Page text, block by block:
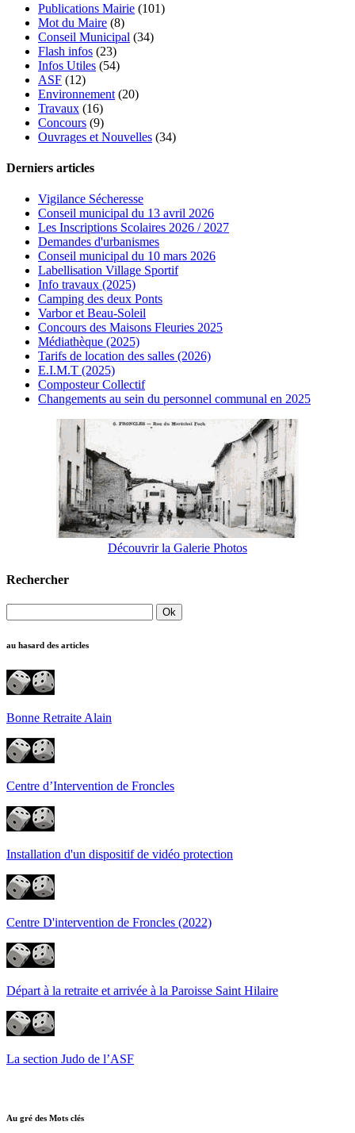
Publications Mairie (101)
Mot du Maire (8)
Conseil Municipal (34)
Flash infos (23)
Infos Utiles (54)
ASF (12)
Environnement (20)
Travaux (16)
Concours (9)
Ouvrages et Nouvelles (34)
Derniers articles
Vigilance Sécheresse
Conseil municipal du 13 avril 2026
Les Inscriptions Scolaires 2026 / 2027
Demandes d'urbanismes
Conseil municipal du 10 mars 2026
Labellisation Village Sportif
Info travaux (2025)
Camping des deux Ponts
Varbor et Beau-Soleil
Concours des Maisons Fleuries 2025
Médiathèque (2025)
Tarifs de location des salles (2026)
E.I.M.T (2025)
Composteur Collectif
Changements au sein du personnel communal en 2025
Découvrir la Galerie Photos
Rechercher
au hasard des articles
Bonne Retraite Alain
Centre d’Intervention de Froncles
Installation d'un dispositif de vidéo protection
Centre D'intervention de Froncles (2022)
Départ à la retraite et arrivée à la Paroisse Saint Hilaire
La section Judo de l’ASF
Au gré des Mots clés